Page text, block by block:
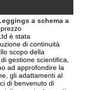
a schema a
è stata
di continuità
scopo della
gestione scientifica,
ad approfondire la
gli adattamenti al
di benvenuto di